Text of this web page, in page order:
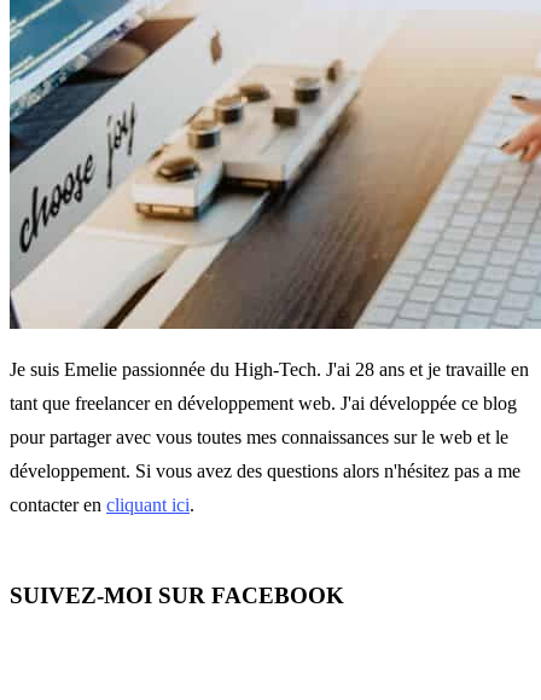
Je suis Emelie passionnée du High-Tech. J'ai 28 ans et je travaille en
tant que freelancer en développement web. J'ai développée ce blog
pour partager avec vous toutes mes connaissances sur le web et le
développement. Si vous avez des questions alors n'hésitez pas a me
contacter en cliquant ici.
SUIVEZ-MOI SUR FACEBOOK